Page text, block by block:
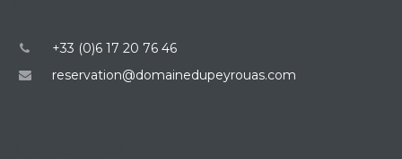
+33 (0)6 17 20 76 46
reservation@domainedupeyrouas.com